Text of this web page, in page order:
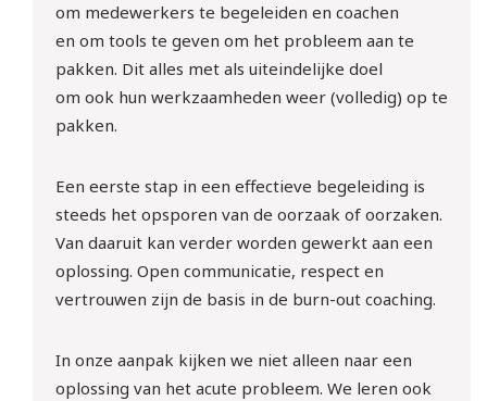
om medewerkers te begeleiden en coachen
en om tools te geven om het probleem aan te
pakken. Dit alles met als uiteindelijke doel
om ook hun werkzaamheden weer (volledig) op te
pakken.
Een eerste stap in een effectieve begeleiding is
steeds het opsporen van de oorzaak of oorzaken.
Van daaruit kan verder worden gewerkt aan een
oplossing. Open communicatie, respect en
vertrouwen zijn de basis in de burn-out coaching.
In onze aanpak kijken we niet alleen naar een
oplossing van het acute probleem. We leren ook
Meld je gratis aan!